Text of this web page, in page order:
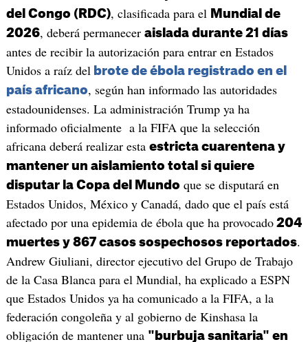
del Congo (RDC), clasificada para el Mundial de
2026, deberá permanecer aislada durante 21 días
antes de recibir la autorización para entrar en Estados
Unidos a raíz del brote de ébola registrado en el
país africano, según han informado las autoridades
estadounidenses. La administración Trump ya ha
informado oficialmente a la FIFA que la selección
africana deberá realizar esta estricta cuarentena y
mantener un aislamiento total si quiere
disputar la Copa del Mundo que se disputará en
Estados Unidos, México y Canadá, dado que el país está
afectado por una epidemia de ébola que ha provocado204
muertes y 867 casos sospechosos reportados.
Andrew Giuliani, director ejecutivo del Grupo de Trabajo
de la Casa Blanca para el Mundial, ha explicado a ESPN
que Estados Unidos ya ha comunicado a la FIFA, a la
federación congoleña y al gobierno de Kinshasa la
obligación de mantener una "burbuja sanitaria" en